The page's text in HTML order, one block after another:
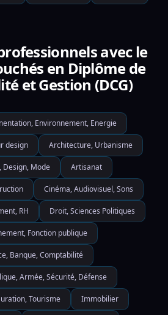
avec le
en Diplôme de
et Gestion (DCG)
Environnement, Energie
design Architecture, Urbanisme
Design, Mode Artisanat
Cinéma, Audiovisuel, Sons
RH Droit, Sciences Politiques
Fonction publique
Banque, Comptabilité
Armée, Sécurité, Défense
Tourisme Immobilier